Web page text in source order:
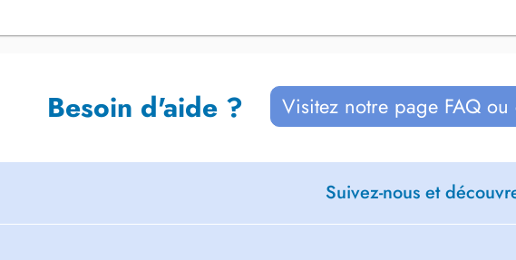
Besoin d'aide ? Visitez notre page FAQ ou
Suivez-nous et